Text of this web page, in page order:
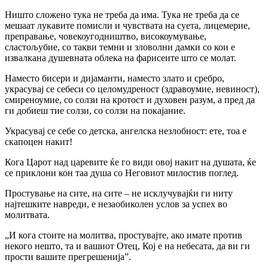
Ништо сложено тука не треба да има. Тука не треба да се
мешаат лукавите помисли и чувствата на суета, лицемерие,
преправање, човекоугодништво, високоумување,
сластољубие, со такви темни и зловолни дамки со кои е
извалкана душевната облека на фарисеите што се молат.
Наместо бисери и дијаманти, наместо злато и сребро,
украсувај се себеси со целомудреност (здравоумие, невиност),
смиреноумие, со солзи на кротост и духовен разум, а пред да
ги добиеш тие солзи, со солзи на покајание.
Украсувај се себе со детска, ангелска незлобност: ете, тоа е
скапоцен накит!
Кога Царот над царевите ќе го види овој накит на душата, ќе
се приклони кон таа душа со Неговиот милостив поглед.
Простување на сите, на сите – не исклучувајќи ги ниту
најтешките навреди, е незаобиколен услов за успех во
молитвата.
„И кога стоите на молитва, простувајте, ако имате против
некого нешто, та и вашиот Отец, Кој е на небесата, да ви ги
прости вашите прегрешенија”.